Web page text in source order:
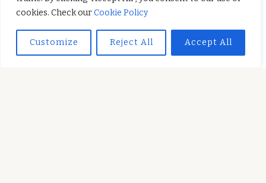
cookies. Check ourCookie Policy
Customize Reject All Accept All
ha sido financiado con el apoyo de la Comisión
Europea. Esta publicación es responsabilidad
exclusiva de su autor. La Comisión no es
responsable del uso que pueda hacerse de la